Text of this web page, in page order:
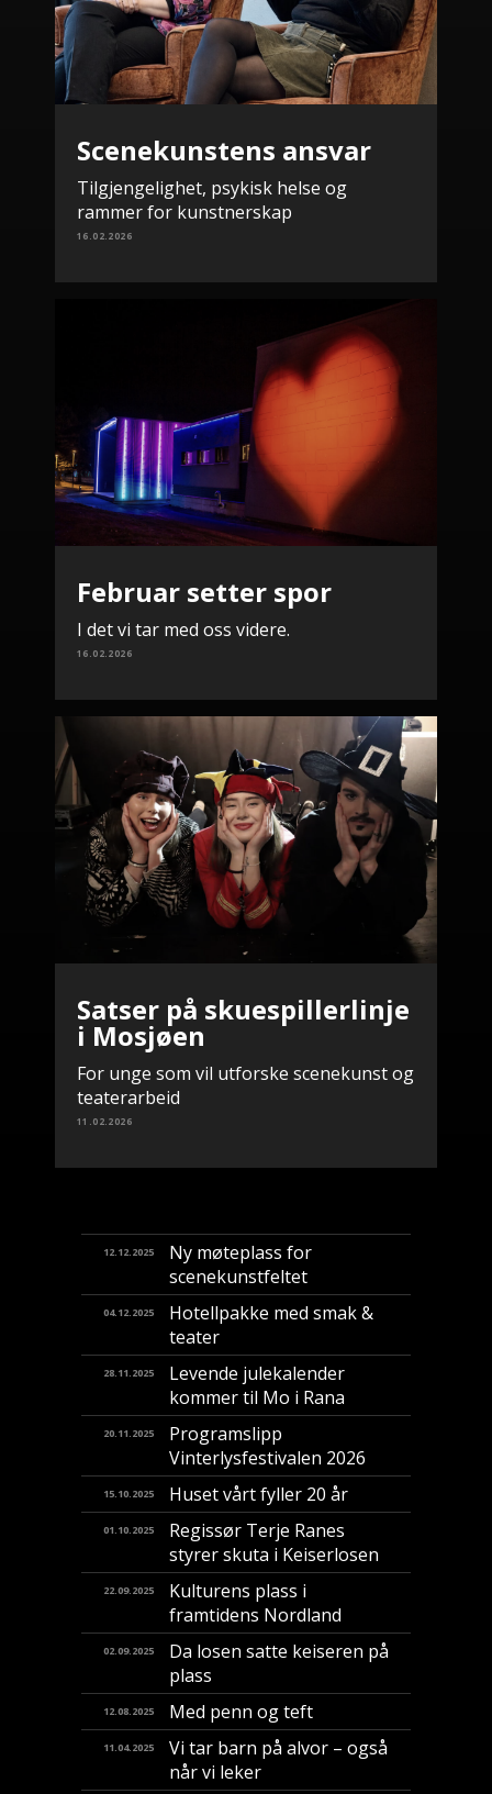
Scenekunstens ansvar
Tilgjengelighet, psykisk helse og
rammer for kunstnerskap
16.02.2026
Februar setter spor
I det vi tar med oss videre.
16.02.2026
Satser på skuespillerlinje
i Mosjøen
For unge som vil utforske scenekunst og
teaterarbeid
11.02.2026
12.12.2025
Ny møteplass for
scenekunstfeltet
04.12.2025
Hotellpakke med smak &
teater
28.11.2025
Levende julekalender
kommer til Mo i Rana
20.11.2025
Programslipp
Vinterlysfestivalen 2026
15.10.2025 Huset vårt fyller 20 år
01.10.2025
Regissør Terje Ranes
styrer skuta i Keiserlosen
22.09.2025
Kulturens plass i
framtidens Nordland
02.09.2025
Da losen satte keiseren på
plass
12.08.2025 Med penn og teft
11.04.2025
Vi tar barn på alvor – også
når vi leker